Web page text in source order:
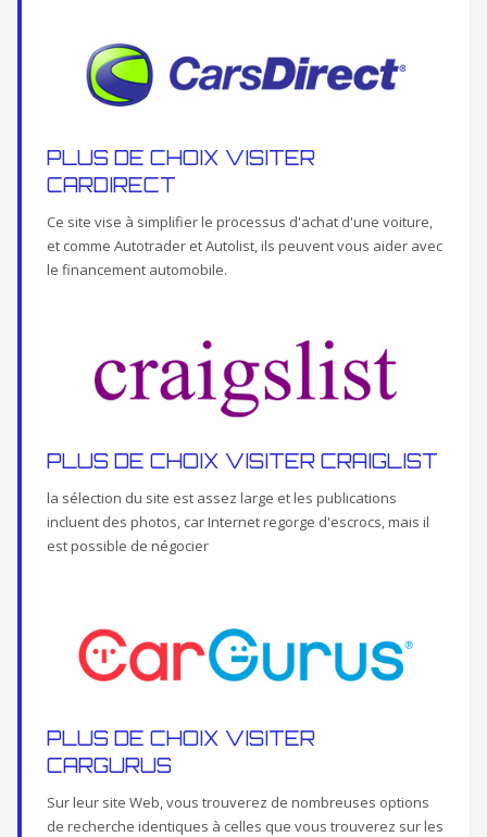
PLUS DE CHOIX VISITER
CARDIRECT
Ce site vise à simplifier le processus d'achat d'une voiture,
et comme Autotrader et Autolist, ils peuvent vous aider avec
le financement automobile.
PLUS DE CHOIX VISITER CRAIGLIST
la sélection du site est assez large et les publications
incluent des photos, car Internet regorge d'escrocs, mais il
est possible de négocier
PLUS DE CHOIX VISITER
CARGURUS
Sur leur site Web, vous trouverez de nombreuses options
de recherche identiques à celles que vous trouverez sur les